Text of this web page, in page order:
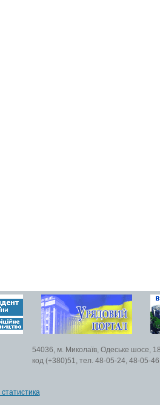
54036, м. Миколаїв, Одеське шосе,
код (+380)51, тел. 48-05-24, 48-05-